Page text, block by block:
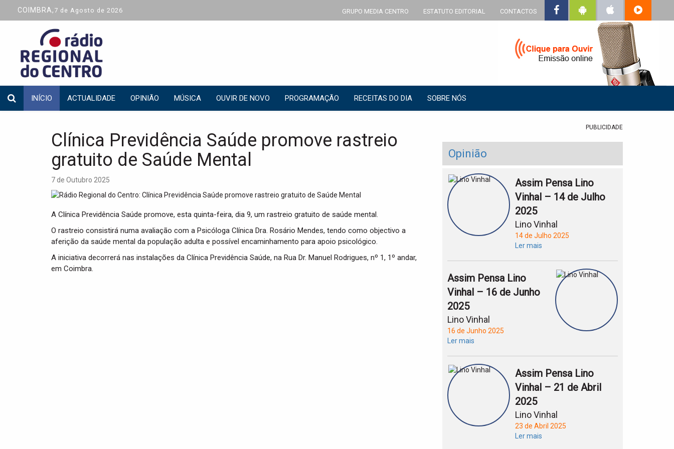
COIMBRA, 7 de Agosto de 2026 GRUPO MEDIA CENTRO ESTATUTO EDITORIAL CONTACTOS
INÍCIO ACTUALIDADE OPINIÃO MÚSICA OUVIR DE NOVO PROGRAMAÇÃO RECEITAS DO DIA SOBRE NÓS
Clínica Previdência Saúde promove rastreio
gratuito de Saúde Mental
7 de Outubro 2025
A Clínica Previdência Saúde promove, esta quinta-feira, dia 9, um rastreio gratuito de saúde mental.
O rastreio consistirá numa avaliação com a Psicóloga Clínica Dra. Rosário Mendes, tendo como objectivo a
aferição da saúde mental da população adulta e possível encaminhamento para apoio psicológico.
A iniciativa decorrerá nas instalações da Clínica Previdência Saúde, na Rua Dr. Manuel Rodrigues, nº 1, 1º andar,
em Coimbra.
PUBLICIDADE
Opinião
Assim Pensa Lino
Vinhal – 14 de Julho
2025
Lino Vinhal
14 de Julho 2025
Ler mais
Assim Pensa Lino
Vinhal – 16 de Junho
2025
Lino Vinhal
16 de Junho 2025
Ler mais
Assim Pensa Lino
Vinhal – 21 de Abril
2025
Lino Vinhal
23 de Abril 2025
Ler mais